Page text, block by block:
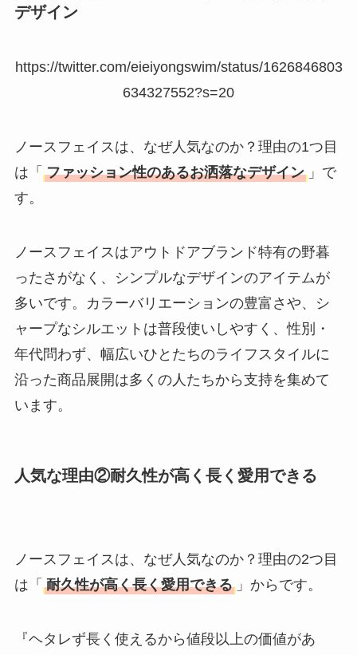
The Rowはなぜ高
方法も解説！
デザイン
https://twitter.com/eieiyongswim/status/1626846803
634327552?s=20
ノースフェイスは、なぜ人気なのか？理由の1つ目
は「 ファッション性のあるお洒落なデザイン 」で
す。
ノースフェイスはアウトドアブランド特有の野暮
ったさがなく、シンプルなデザインのアイテムが
多いです。カラーバリエーションの豊富さや、シ
ャープなシルエットは普段使いしやすく、性別・
年代問わず、幅広いひとたちのライフスタイルに
沿った商品展開は多くの人たちから支持を集めて
います。
人気な理由②耐久性が高く長く愛用できる
ノースフェイスは、なぜ人気なのか？理由の2つ目
は「 耐久性が高く長く愛用できる 」からです。
『ヘタレず長く使えるから値段以上の価値があ